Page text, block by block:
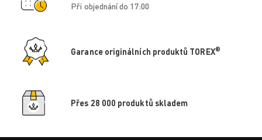
Při objednání do 17:00
Garance originálních produktů TOREX®
Přes 28 000 produktů skladem